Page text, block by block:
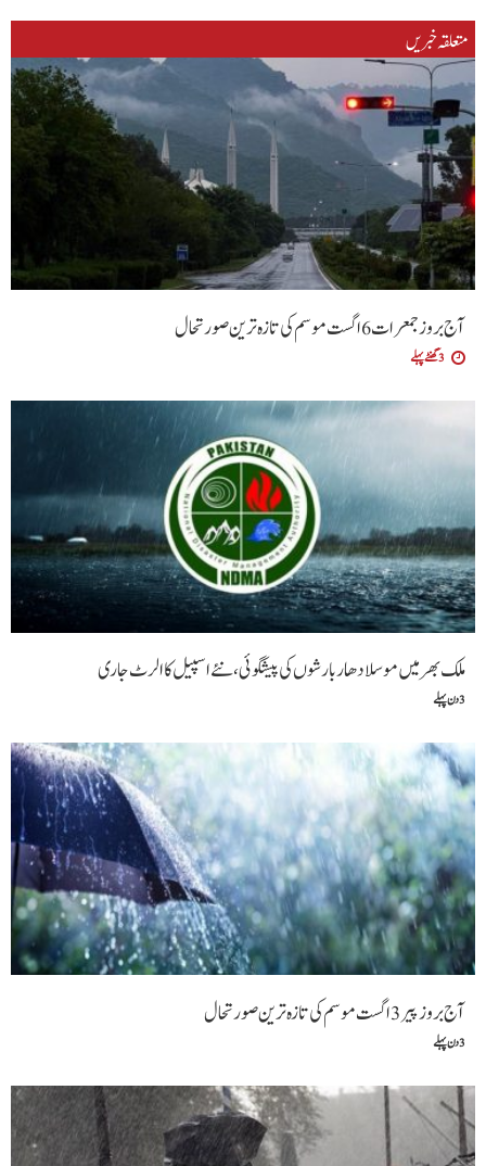
متعلقہ خبریں
آج بروز جمعرات 6 اگست موسم کی تازہ ترین صورتحال
3 گھنٹے پہلے
ملک بھر میں موسلادھار بارشوں کی پیشگوئی، نئے اسپیل کا الرٹ جاری
3 دن پہلے
آج بروز پیر 3 اگست موسم کی تازہ ترین صورتحال
3 دن پہلے